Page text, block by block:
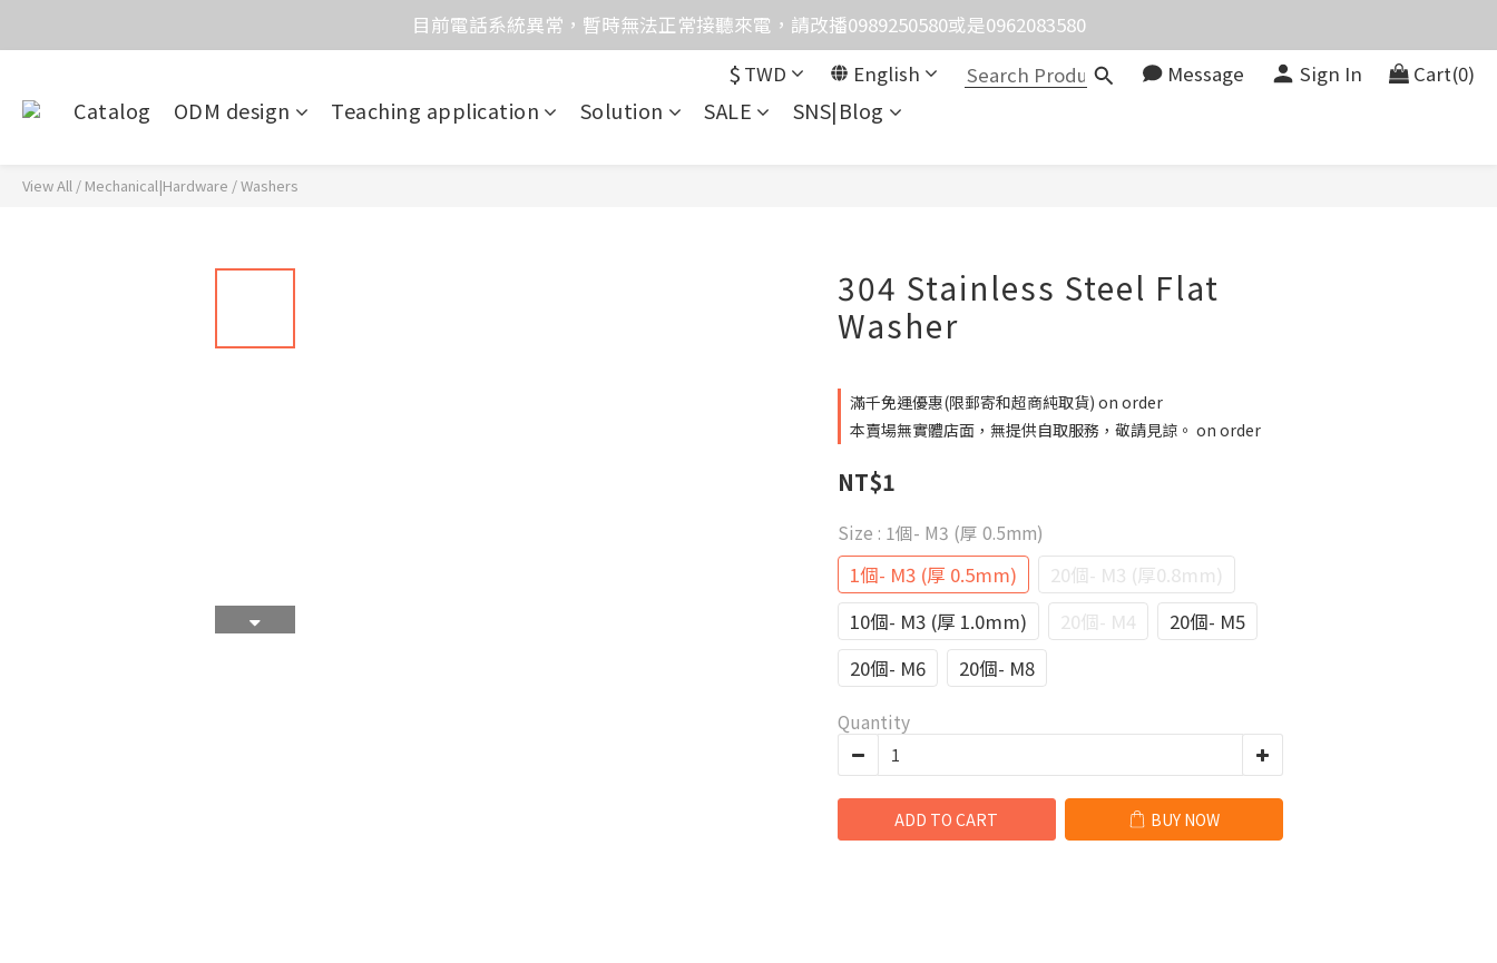
價格均含稅，下單享優惠！歡迎大量採購，由專人提供專案報價。
目前電話系統異常，暫時無法正常接聽來電，請改播0989250580或是0962083580
價格均含稅，下單享優惠！歡迎大量採購，由專人提供專案報價。
$ TWD English Message Sign In Cart(0)
Catalog ODM design Teaching application Solution SALE SNS|Blog
View All / Mechanical|Hardware /Washers
304 Stainless Steel Flat
Washer
滿千免運優惠(限郵寄和超商純取貨) on order
本賣場無實體店面，無提供自取服務，敬請見諒。 on order
NT$1
Size : 1個- M3 (厚 0.5mm)
1個- M3 (厚 0.5mm)
20個- M3 (厚0.8mm)
10個- M3 (厚 1.0mm)
20個- M4
20個- M5
20個- M6
20個- M8
Quantity
ADD TO CART BUY NOW